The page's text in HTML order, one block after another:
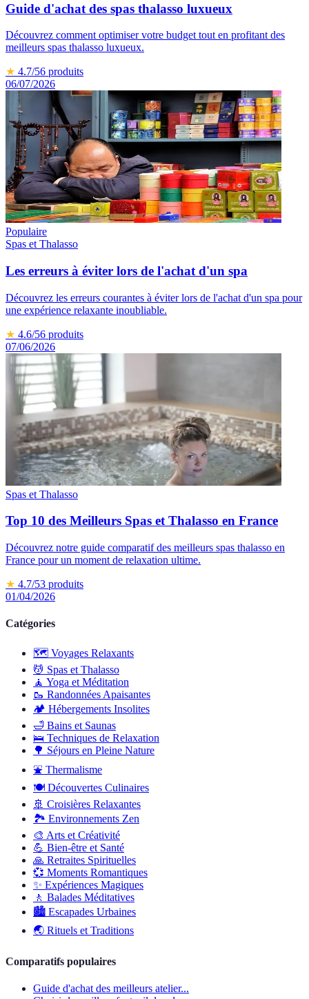
Guide d'achat des spas thalasso luxueux
Découvrez comment optimiser votre budget tout en profitant des
meilleurs spas thalasso luxueux.
★ 4.7/56 produits
06/07/2026
Populaire
Spas et Thalasso
Les erreurs à éviter lors de l'achat d'un spa
Découvrez les erreurs courantes à éviter lors de l'achat d'un spa pour
une expérience relaxante inoubliable.
★ 4.6/56 produits
07/06/2026
Spas et Thalasso
Top 10 des Meilleurs Spas et Thalasso en France
Découvrez notre guide comparatif des meilleurs spas thalasso en
France pour un moment de relaxation ultime.
★ 4.7/53 produits
01/04/2026
Catégories
🗺️ Voyages Relaxants
💆 Spas et Thalasso
🧘 Yoga et Méditation
🥾 Randonnées Apaisantes
🏕️ Hébergements Insolites
🛁 Bains et Saunas
🛌 Techniques de Relaxation
🌳 Séjours en Pleine Nature
⛲ Thermalisme
🍽️ Découvertes Culinaires
🚢 Croisières Relaxantes
🏞️ Environnements Zen
🎨 Arts et Créativité
💪 Bien-être et Santé
🙏 Retraites Spirituelles
💞 Moments Romantiques
✨ Expériences Magiques
🚶 Balades Méditatives
🏙️ Escapades Urbaines
🌏 Rituels et Traditions
Comparatifs populaires
Guide d'achat des meilleurs atelier...